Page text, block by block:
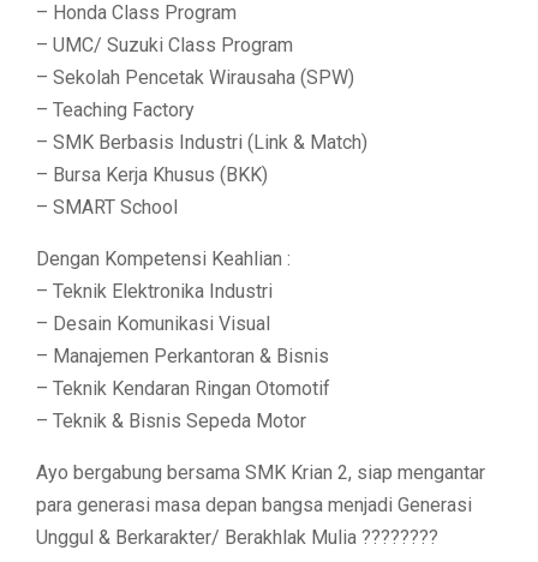
– Honda Class Program
– UMC/ Suzuki Class Program
– Sekolah Pencetak Wirausaha (SPW)
– Teaching Factory
– SMK Berbasis Industri (Link & Match)
– Bursa Kerja Khusus (BKK)
– SMART School
Dengan Kompetensi Keahlian :
– Teknik Elektronika Industri
– Desain Komunikasi Visual
– Manajemen Perkantoran & Bisnis
– Teknik Kendaran Ringan Otomotif
– Teknik & Bisnis Sepeda Motor
Ayo bergabung bersama SMK Krian 2, siap mengantar
para generasi masa depan bangsa menjadi Generasi
Unggul & Berkarakter/ Berakhlak Mulia ????????